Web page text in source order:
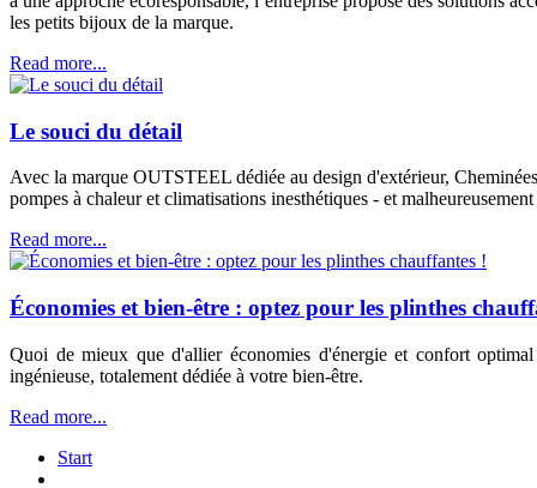
les petits bijoux de la marque.
Read more...
Le souci du détail
Avec la marque OUTSTEEL dédiée au design d'extérieur,
pompes à chaleur et climatisations inesthétiques - et
Read more...
Économies et bien-être : optez pour les plinthes
Quoi de mieux que d'allier économies d'énergie et confort
ingénieuse, totalement dédiée à votre bien-être.
Read more...
Start